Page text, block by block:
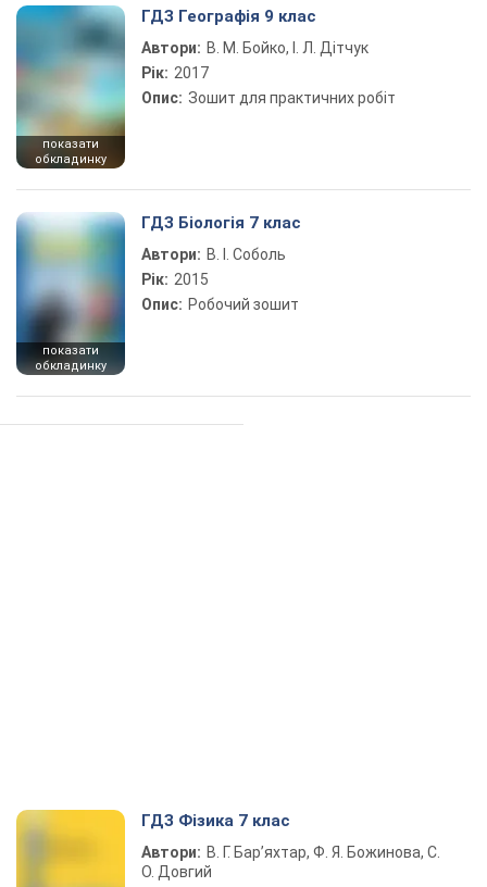
показати
обкладинку
ГДЗ Географія 9 клас
Автори: В. М. Бойко, І. Л. Дітчук
Рік: 2017
Опис: Зошит для практичних робіт
показати
обкладинку
ГДЗ Біологія 7 клас
Автори: В. І. Соболь
Рік: 2015
Опис: Робочий зошит
ГДЗ Фізика 7 клас
Автори: В. Г. Бар’яхтар, Ф. Я. Божинова, С.
О. Довгий